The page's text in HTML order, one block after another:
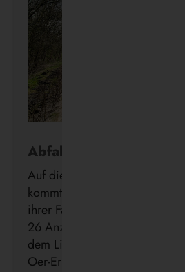
Abfahrt in Echtzeit
Auf die Minute genau wissen,
kommt: Die Vestische forciert
ihrer Fahrgastinformation mit
26 Anzeigern der neuen DFI
dem Linienweg des SB24 in
Oer-Erkenschwick, Datteln und